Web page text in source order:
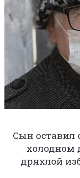
Сын оставил
холодном
дряхлой